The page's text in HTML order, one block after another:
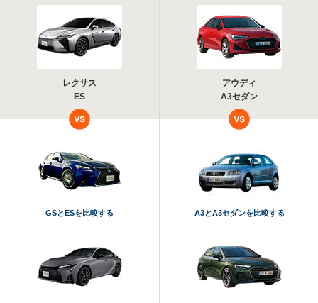
レクサス
ES
アウディ
A3セダン
GSとESを比較する A3とA3セダンを比較する